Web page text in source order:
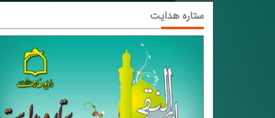
ستاره هدایت